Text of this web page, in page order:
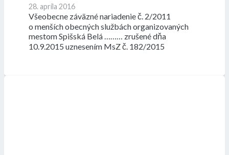
28. apríla 2016
Všeobecne záväzné nariadenie č. 2/2011
o menších obecných službách organizovaných
mestom Spišská Belá ……… zrušené dňa
10.9.2015 uznesením MsZ č. 182/2015